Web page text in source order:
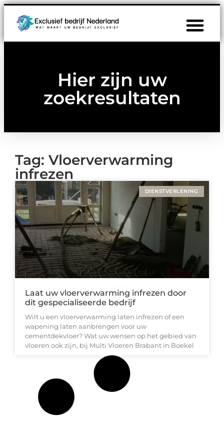
Hier zijn uw
zoekresultaten
Tag: Vloerverwarming
infrezen
DIENSTVERLENING
Laat uw vloerverwarming infrezen door
dit gespecialiseerde bedrijf
Wilt u een vloerverwarming laten infrezen of een
wapening laten aanbrengen voor uw
cementdekvloer? Wat uw wensen op het gebied van
vloeren ook zijn, bij Multi Vloeren Brabant in Boekel